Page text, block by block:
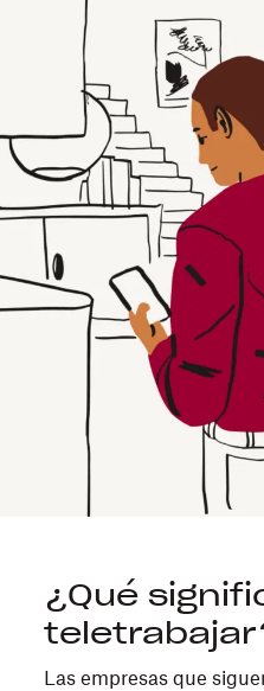
¿Qué
Las empresas que